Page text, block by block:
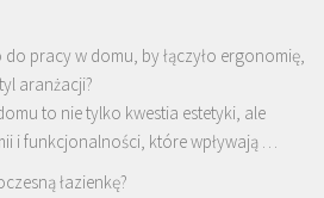
pracy w domu, by łączyło ergonomię,
aranżacji?
to nie tylko kwestia estetyki, ale
i funkcjonalności, które wpływają …
łazienkę?